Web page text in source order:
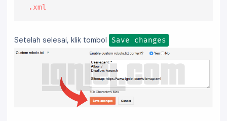
.xml
Setelah selesai, klik tombol Save changes